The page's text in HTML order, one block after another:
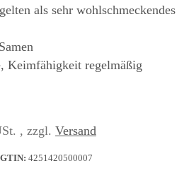
als sehr wohlschmeckendes
Keimfähigkeit regelmäßig
, zzgl. Versand
GTIN: 4251420500007